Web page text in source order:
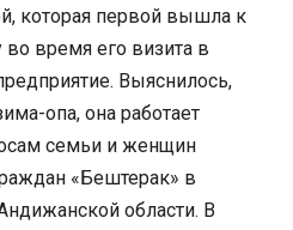
которая первой вышла к
время его визита в
Выяснилось,
опа, она работает
семьи и женщин
«Бештерак» в
области. В